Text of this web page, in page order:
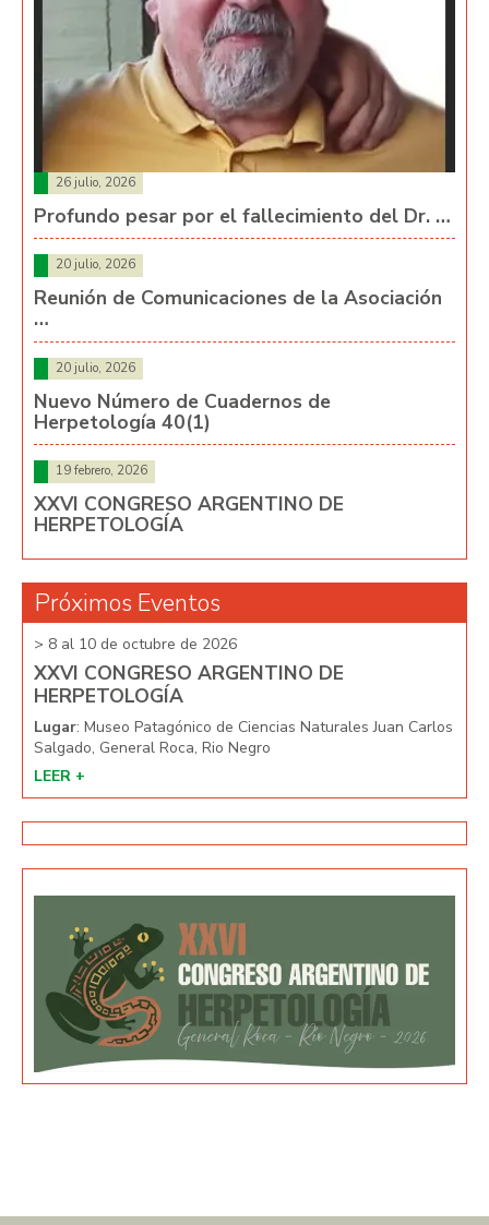
26 julio, 2026
Profundo pesar por el fallecimiento del Dr. …
20 julio, 2026
Reunión de Comunicaciones de la Asociación
…
20 julio, 2026
Nuevo Número de Cuadernos de
Herpetología 40(1)
19 febrero, 2026
XXVI CONGRESO ARGENTINO DE
HERPETOLOGÍA
Próximos Eventos
> 8 al 10 de octubre de 2026
XXVI CONGRESO ARGENTINO DE
HERPETOLOGÍA
Lugar: Museo Patagónico de Ciencias Naturales Juan Carlos
Salgado, General Roca, Rio Negro
LEER +